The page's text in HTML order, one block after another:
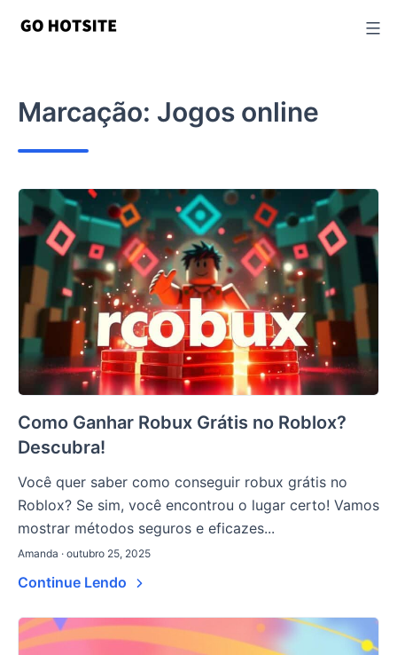
Marcação: Jogos online
Como Ganhar Robux Grátis no Roblox?
Descubra!
Você quer saber como conseguir robux grátis no
Roblox? Se sim, você encontrou o lugar certo! Vamos
mostrar métodos seguros e eficazes...
Amanda · outubro 25, 2025
Continue Lendo